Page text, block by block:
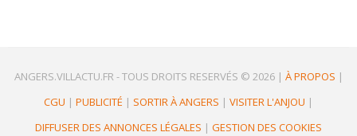
ANGERS.VILLACTU.FR -TOUS DROITS RESERVÉS © 2026| À PROPOS |
CGU | PUBLICITÉ | SORTIR À ANGERS | VISITER L'ANJOU |
DIFFUSER DES ANNONCES LÉGALES | GESTION DES COOKIES